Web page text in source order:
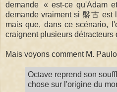
demande « est-ce qu'Adam
demande vraiment si 盤古 est
mais que, dans ce scénario,
craignent plusieurs détracteurs
Mais voyons comment M.
Octave reprend son
chose sur l'origine du